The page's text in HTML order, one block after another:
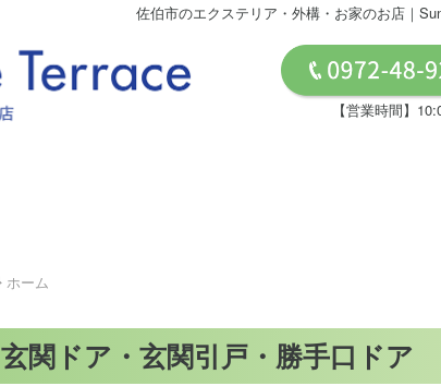
佐伯市のエクステリア・外構・お家のお店｜
【営業時間】
ホーム
玄関ドア・玄関引戸・勝手口ドア